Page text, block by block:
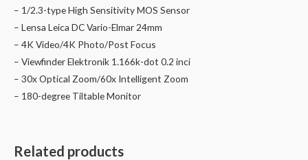
– 1/2.3-type High Sensitivity MOS Sensor
– Lensa Leica DC Vario-Elmar 24mm
– 4K Video/4K Photo/Post Focus
– Viewfinder Elektronik 1.166k-dot 0.2 inci
– 30x Optical Zoom/60x Intelligent Zoom
– 180-degree Tiltable Monitor
Related products